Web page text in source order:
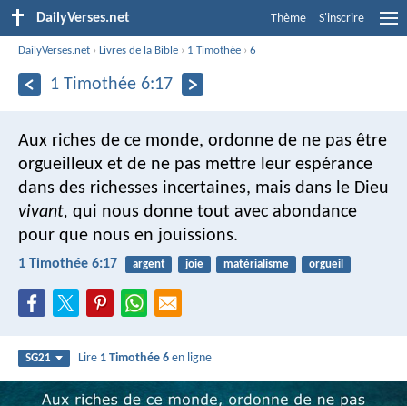
DailyVerses.net Thème S'inscrire
DailyVerses.net ›Livres de la Bible › 1 Timothée ›6
1 Timothée 6:17
Aux riches de ce monde, ordonne de ne pas être
orgueilleux et de ne pas mettre leur espérance
dans des richesses incertaines, mais dans le Dieu
vivant, qui nous donne tout avec abondance
pour que nous en jouissions.
1 Timothée 6:17 argent joie matérialisme orgueil
SG21 Lire 1 Timothée 6 en ligne